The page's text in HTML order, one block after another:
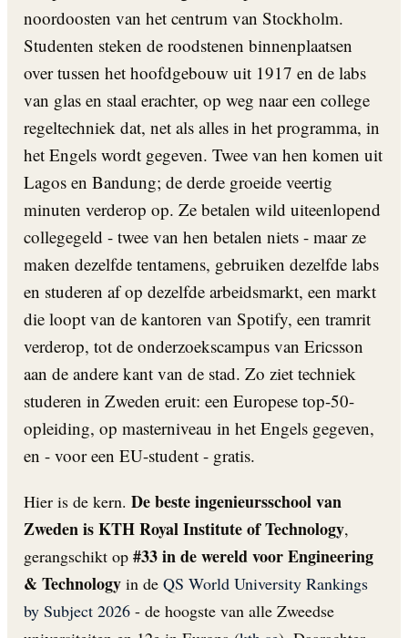
noordoosten van het centrum van Stockholm.
Studenten steken de roodstenen binnenplaatsen
over tussen het hoofdgebouw uit 1917 en de labs
van glas en staal erachter, op weg naar een college
regeltechniek dat, net als alles in het programma, in
het Engels wordt gegeven. Twee van hen komen uit
Lagos en Bandung; de derde groeide veertig
minuten verderop op. Ze betalen wild uiteenlopend
collegegeld - twee van hen betalen niets - maar ze
maken dezelfde tentamens, gebruiken dezelfde labs
en studeren af op dezelfde arbeidsmarkt, een markt
die loopt van de kantoren van Spotify, een tramrit
verderop, tot de onderzoekscampus van Ericsson
aan de andere kant van de stad. Zo ziet techniek
studeren in Zweden eruit: een Europese top-50-
opleiding, op masterniveau in het Engels gegeven,
en - voor een EU-student - gratis.
Hier is de kern. De beste ingenieursschool van
Zweden is KTH Royal Institute of Technology,
gerangschikt op #33 in de wereld voor Engineering
& Technology in de QS World University Rankings
by Subject 2026 - de hoogste van alle Zweedse